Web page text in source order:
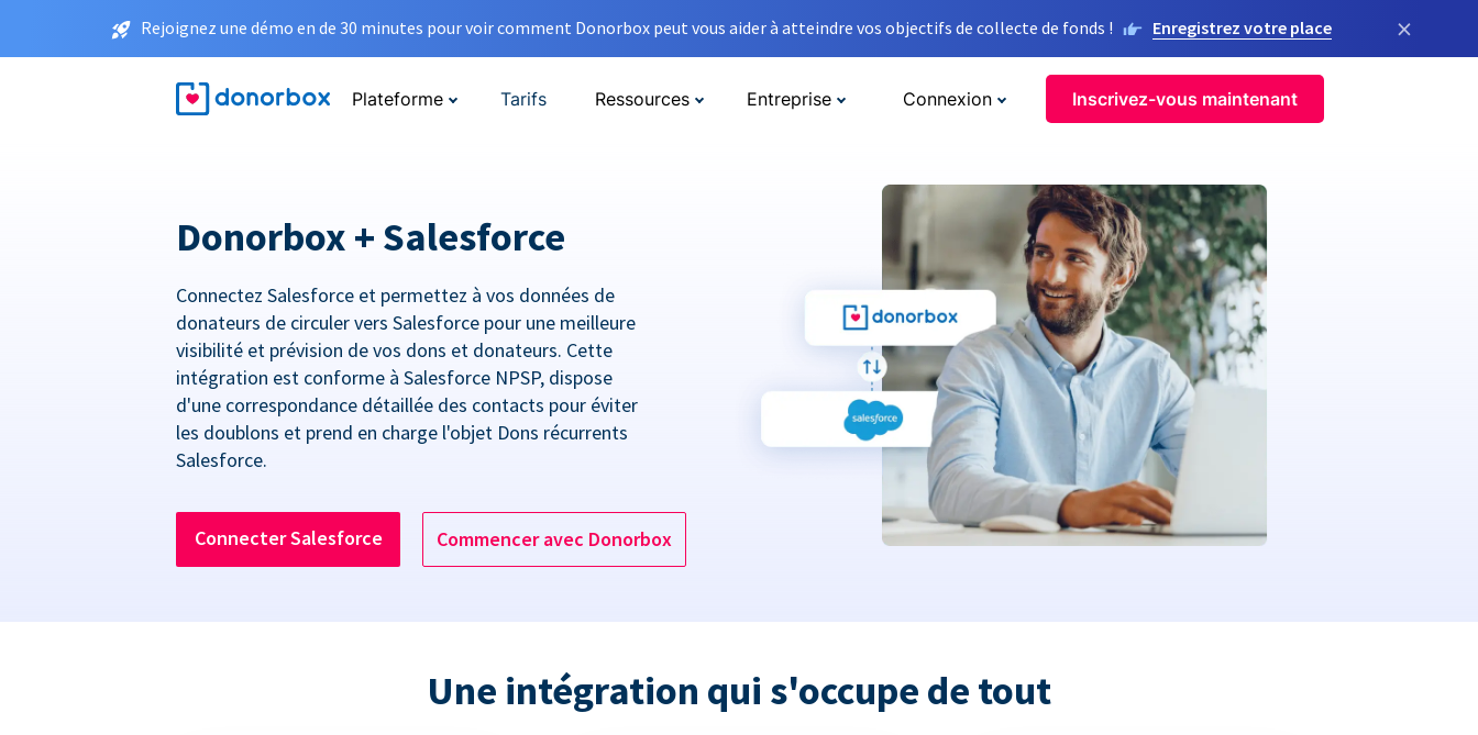
Rejoignez une démo en de 30 minutes pour voir comment Donorbox peut vous aider à atteindre vos objectifs de collecte de fonds ! Enregistrez votre place ×
Plateforme Tarifs Ressources Entreprise Connexion Inscrivez-vous maintenant
Donorbox + Salesforce
Connectez Salesforce et permettez à vos données de
donateurs de circuler vers Salesforce pour une meilleure
visibilité et prévision de vos dons et donateurs. Cette
intégration est conforme à Salesforce NPSP, dispose
d'une correspondance détaillée des contacts pour éviter
les doublons et prend en charge l'objet Dons récurrents
Salesforce.
Connecter Salesforce Commencer avec Donorbox
Une intégration qui s'occupe de tout